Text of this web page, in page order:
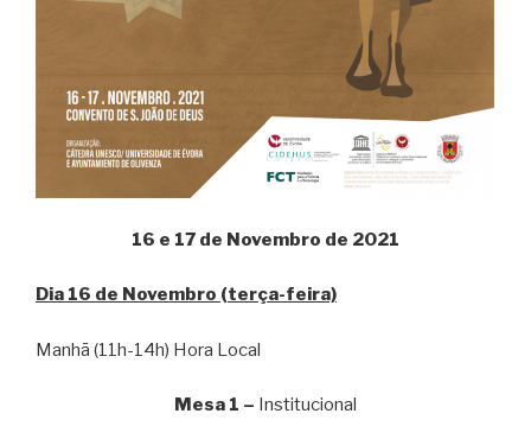
16 e 17 de Novembro de 2021
Dia 16 de Novembro (terça-feira)
Manhã (11h-14h) Hora Local
Mesa 1 – Institucional